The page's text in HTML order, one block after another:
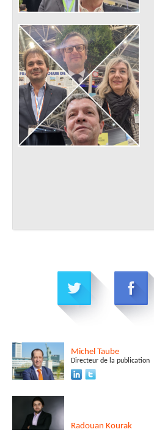
Michel Taube
Directeur de la publication
Radouan Kourak